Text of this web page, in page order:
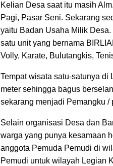
Kelian Desa saat itu masih
Pagi, Pasar Seni. Sekarang
yaitu Badan Usaha Milik
satu unit yang bernama
Volly, Karate, Bulutangkis,
Tempat wisata satu-satunya
meter sehingga bagus
sekarang menjadi Pemangku
Selain organisasi Desa dan
warga yang punya kesamaan
anggota Pemuda Pemudi di
Pemudi untuk wilayah Legian